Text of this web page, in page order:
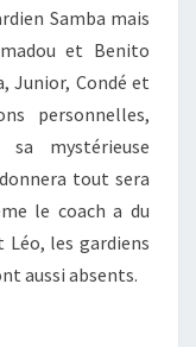
Samba mais
et Benito
Junior, Condé et
personnelles,
mystérieuse
tout sera
le coach a du
Léo, les gardiens
aussi absents.